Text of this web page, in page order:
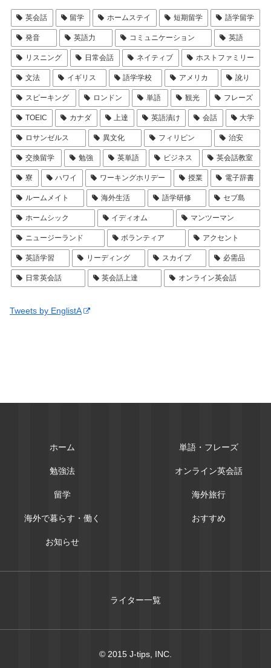
英会話 留学 ホームステイ 短期留学 語学留学
発音 英語力 コミュニケーション 英語
リスニング 日常会話 ネイティブ ホストファミリー
文法 イギリス 語学学校 アメリカ 訛り
スピーキング ロンドン 単語 観光 フレーズ
TOEIC カナダ 上達 英語漬け 会話 大学
ロサンゼルス 異文化 フィリピン 治安
交換留学 勉強 英単語 ビジネス 英会話教室
寮 ハワイ ワーキングホリデー 授業 電子辞書
ルームメイト 海外生活 語学研修 セブ島
ホームシック イディオム マンツーマン
ニュージーランド ボランティア アクセント
英語学習 リーディング スカイプ 必需品
日常英会話 英会話上達 オンライン英会話
Tweets by EnglistA
ホーム 単語・フレーズ
勉強法 オンライン英会話
留学 海外旅行
海外で暮らす・働く おすすめ
お知らせ
ライター一覧
© 2015 J-tips, INC.